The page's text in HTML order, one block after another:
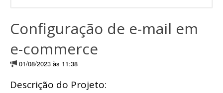
Configuração de e-mail em
e-commerce
01/08/2023 às 11:38
Descrição do Projeto: